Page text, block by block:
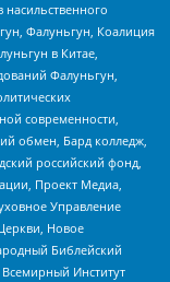
Фалуньгун, Коалиция
в Китае,
Фалуньгун,
современности,
обмен, Бард колледж,
российский фонд,
Проект Медиа,
Управление
Новое
Библейский
Институт